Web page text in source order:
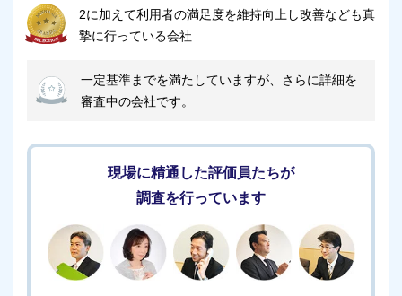
無料でご相談を承ります。
す。
葬儀のことが何もわからなくても、お電話口でご状況
安芸高田市葬斎場「あじさい聖苑」の駐車場に
ついて
2に加えて利用者の満足度を維持向上し改善なども真
摯に行っている会社
一定基準までを満たしていますが、さらに詳細を
審査中の会社です。
現場に精通した評価員たちが
調査を行っています